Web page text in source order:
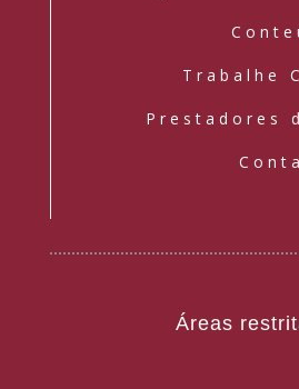
Trabalhe
Prestadores
Áreas